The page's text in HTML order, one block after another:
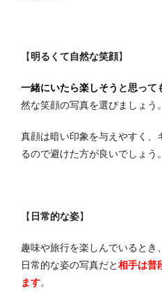
【明るくて自然な笑顔】
一緒にいたら楽しそう と思って
然な笑顔の写真を選びましょう。
真顔は暗い印象を与えやすく、
るので避けた方が良いでしょう。
【 日常的な姿】
趣味や旅行を楽しんでいるとき
日常的な姿の写真だと相手は普
ます。